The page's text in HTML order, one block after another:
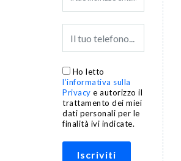
Ho letto
l’informativa sulla
Privacy e autorizzo il
trattamento dei miei
dati personali per le
finalità ivi indicate.